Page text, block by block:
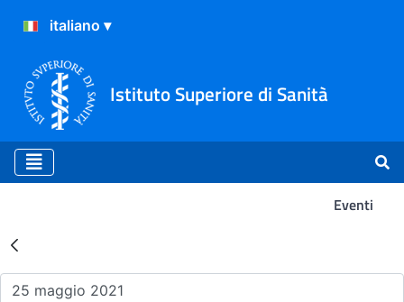
Istituto Superiore di Sanità
Eventi
Risultati della Ricerca -